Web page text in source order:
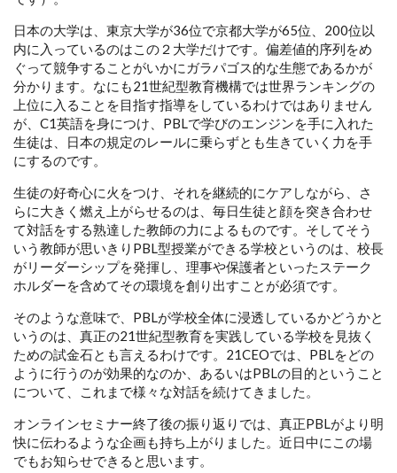
日本の大学は、東京大学が36位で京都大学が65位、200位以
内に入っているのはこの２大学だけです。偏差値的序列をめ
ぐって競争することがいかにガラパゴス的な生態であるかが
分かります。なにも21世紀型教育機構では世界ランキングの
上位に入ることを目指す指導をしているわけではありません
が、C1英語を身につけ、PBLで学びのエンジンを手に入れた
生徒は、日本の規定のレールに乗らずとも生きていく力を手
にするのです。
生徒の好奇心に火をつけ、それを継続的にケアしながら、さ
らに大きく燃え上がらせるのは、毎日生徒と顔を突き合わせ
て対話をする熟達した教師の力によるものです。そしてそう
いう教師が思いきりPBL型授業ができる学校というのは、校長
がリーダーシップを発揮し、理事や保護者といったステーク
ホルダーを含めてその環境を創り出すことが必須です。
そのような意味で、PBLが学校全体に浸透しているかどうかと
いうのは、真正の21世紀型教育を実践している学校を見抜く
ための試金石とも言えるわけです。21CEOでは、PBLをどの
ように行うのが効果的なのか、あるいはPBLの目的ということ
について、これまで様々な対話を続けてきました。
オンラインセミナー終了後の振り返りでは、真正PBLがより明
快に伝わるような企画も持ち上がりました。近日中にこの場
でもお知らせできると思います。